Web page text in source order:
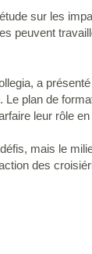
sur les
peuvent
a
plan de
leur rôle
mais le
des